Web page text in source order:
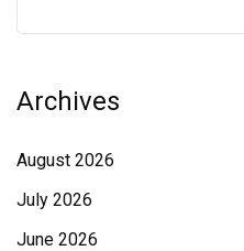
Archives
August 2026
July 2026
June 2026